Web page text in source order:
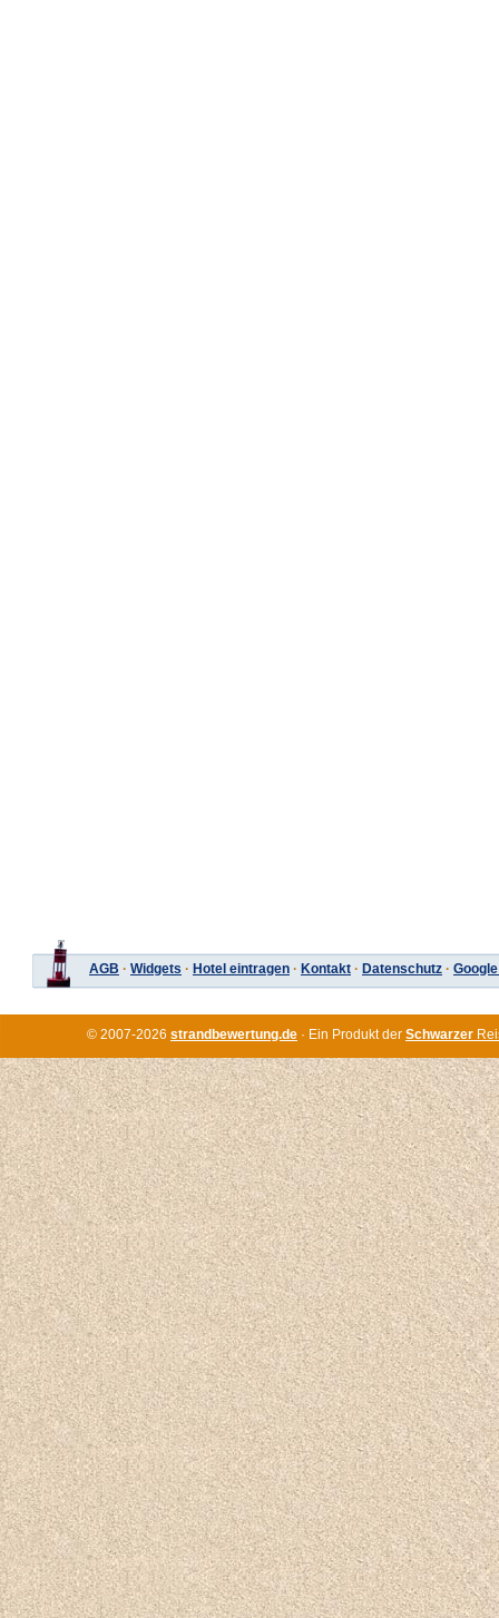
AGB · Widgets · Hotel eintragen · Kontakt · Datenschutz ·
© 2007-2026 strandbewertung.de · Ein Produkt der Schwarzer